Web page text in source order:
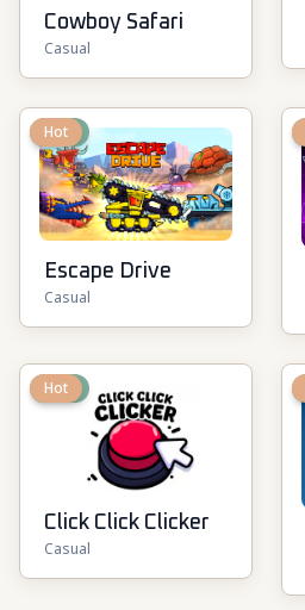
Cowboy Safari
Casual
New
Hot
Escape Drive
Casual
New
Hot
Click Click Clicker
Casual